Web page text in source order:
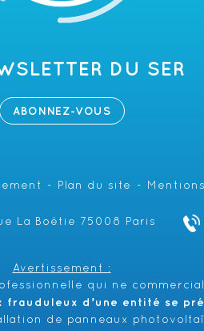
DU SER
ABONNEZ-VOUS
Plan du site
La Boétie 75008 Paris
Avertissement :
qui ne
d’une entité se
de panneaux